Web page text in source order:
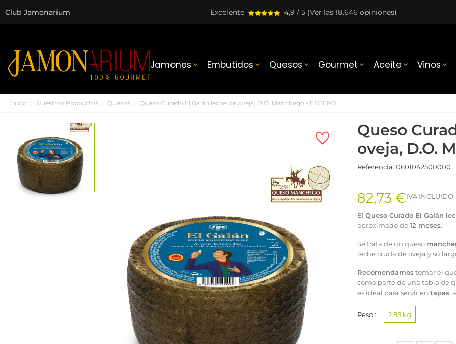
Club Jamonarium Excelente 4,9 / 5 (Ver las 18.646 opiniones)
Jamones  Embutidos  Quesos  Gourmet  Aceite  Vinos 
Inicio Nuestros Productos Quesos Queso Curado El Galán leche de oveja, D.O. Manchego - ENTERO
Queso
oveja, D.O.
Referencia: 0601042500000
82,73 €IVA INCLUIDO
El Queso Curado El Galán
aproximado de12 meses.
Se trata de un queso
leche cruda de oveja y su
Recomendamostomar el
como parte de una tabla de
es ideal para servir en tapas,
Peso : 2.85 kg